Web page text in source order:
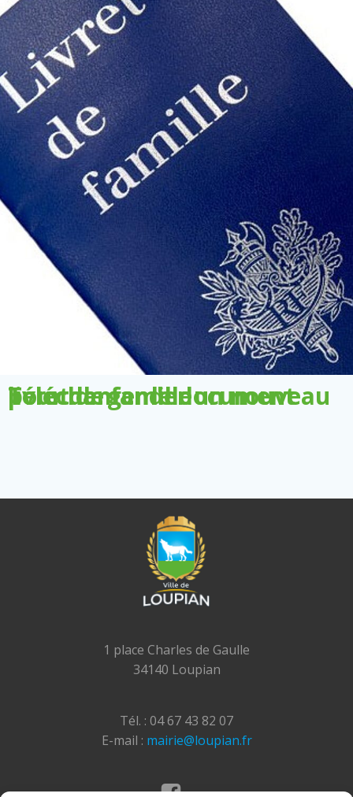
Télécharger le document pour demander un nouveau livret de famille
1 place Charles de Gaulle
34140 Loupian
Tél. : 04 67 43 82 07
E-mail : mairie@loupian.fr